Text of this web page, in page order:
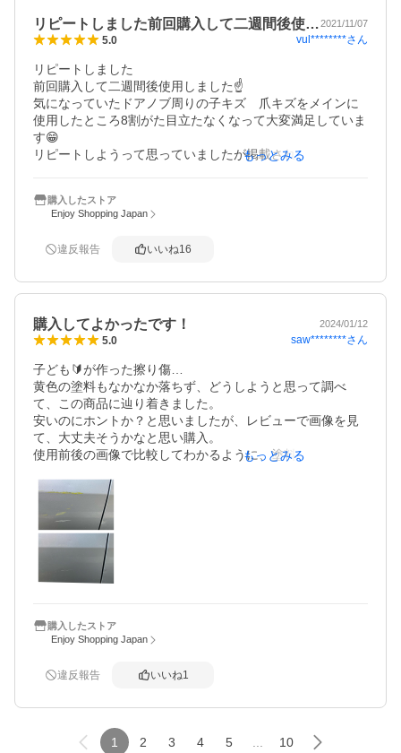
リピートしました前回購入して二週間後使…2021/11/07
5.0 vul********さん
リピートしました
前回購入して二週間後使用しました☝️
気になっていたドアノブ周りの子キズ　爪キズをメインに
使用したところ8割がた目立たなくなって大変満足していま
す😁
リピートしようって思っていましたが掲載されなくなりち
さすがに塗装の下地までのキズは取れませんが表面上のキ
ズには効果ありだと思います☝️
ありがとうございました
もっとみる
購入したストア
Enjoy Shopping Japan
違反報告 いいね16
購入してよかったです！ 2024/01/12
5.0 saw********さん
子ども🔰が作った擦り傷…
黄色の塗料もなかなか落ちず、どうしようと思って調べ
て、この商品に辿り着きました。
安いのにホントか？と思いましたが、レビューで画像を見
て、大丈夫そうかなと思い購入。
使用前後の画像で比較してわかるように、塗料は綺麗に取
ていますが、まぁまぁ見過ごせる程度。
綺麗に乗っている車ではないので、パッと見なんとか恥ず
かしくない程度になったので満足です。
購入してよかったです。
もっとみる
購入したストア
Enjoy Shopping Japan
違反報告 いいね1
1 2 3 4 5 10